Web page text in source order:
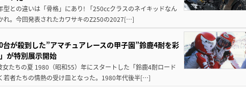
との違いは「骨格」にあり! 「250ccクラスのネイキッドなん
れ。今回発表されたカワサキのZ250の2027[…]
が殺到した”アマチュアレースの甲子園”鈴鹿4耐を彩
が特別展示開始
たちの夏 1980（昭和55）年にスタートした「鈴鹿4耐ロード
若者たちの情熱の受け皿となった。1980年代後半[…]